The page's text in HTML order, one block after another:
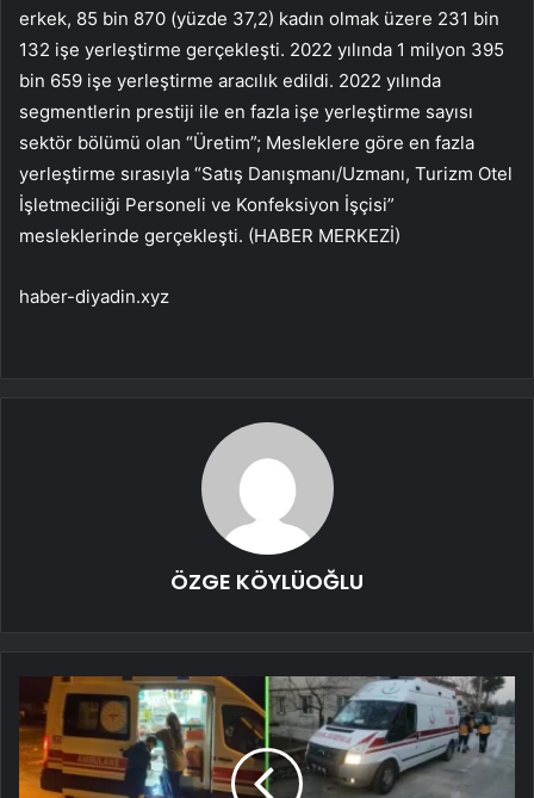
erkek, 85 bin 870 (yüzde 37,2) kadın olmak üzere 231 bin
132 işe yerleştirme gerçekleşti. 2022 yılında 1 milyon 395
bin 659 işe yerleştirme aracılık edildi. 2022 yılında
segmentlerin prestiji ile en fazla işe yerleştirme sayısı
sektör bölümü olan “Üretim”; Mesleklere göre en fazla
yerleştirme sırasıyla “Satış Danışmanı/Uzmanı, Turizm Otel
İşletmeciliği Personeli ve Konfeksiyon İşçisi”
mesleklerinde gerçekleşti. (HABER MERKEZİ)
haber-diyadin.xyz
ÖZGE KÖYLÜOĞLU